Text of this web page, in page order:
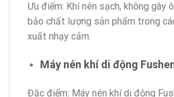
Ưu điểm: Khí nén sạch, không gây
bảo chất lượng sản phẩm trong
xuất nhạy cảm.
Máy nén khí di động
Đặc điểm: Máy nén khí di động